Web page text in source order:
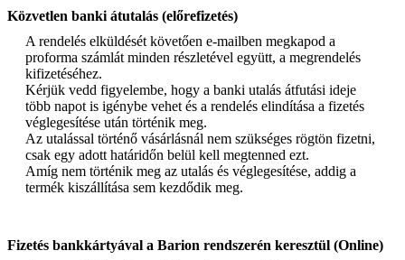
Közvetlen banki átutalás (előrefizetés)
A rendelés elküldését követően e-mailben megkapod a
proforma számlát minden részletével együtt, a megrendelés
kifizetéséhez.
Kérjük vedd figyelembe, hogy a banki utalás átfutási ideje
több napot is igénybe vehet és a rendelés elindítása a fizetés
véglegesítése után történik meg.
Az utalással történő vásárlásnál nem szükséges rögtön fizetni,
csak egy adott határidőn belül kell megtenned ezt.
Amíg nem történik meg az utalás és véglegesítése, addig a
termék kiszállítása sem kezdődik meg.
Fizetés bankkártyával a Barion rendszerén keresztül (Online)